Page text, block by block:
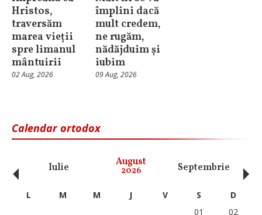
Hristos,
traversăm
marea vieții
spre limanul
mântuirii
02 Aug, 2026
împlini dacă
mult credem,
ne rugăm,
nădăjduim și
iubim
09 Aug, 2026
Calendar ortodox
Iulie August
2026 Septembrie
‹ L M M J V S
D
01
02